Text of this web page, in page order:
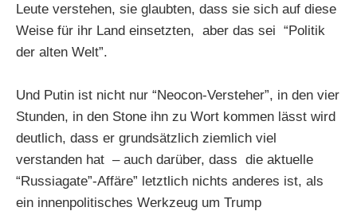
Leute verstehen, sie glaubten, dass sie sich auf diese
Weise für ihr Land einsetzten, aber das sei “Politik
der alten Welt”.
Und Putin ist nicht nur “Neocon-Versteher”, in den vier
Stunden, in den Stone ihn zu Wort kommen lässt wird
deutlich, dass er grundsätzlich ziemlich viel
verstanden hat – auch darüber, dass die aktuelle
“Russiagate”-Affäre” letztlich nichts anderes ist, als
ein innenpolitisches Werkzeug um Trump